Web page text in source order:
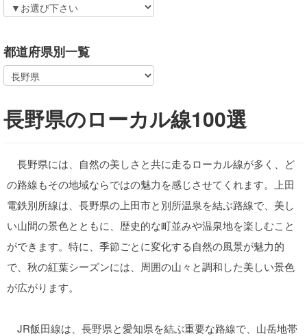
都道府県別一覧
長野県のローカル線100選
長野県には、自然の美しさと共に走るローカル線が多く、ど
の路線もその地域ならではの魅力を感じさせてくれます。上田
電鉄別所線は、長野県の上田市と別所温泉を結ぶ路線で、美し
い山間の景色とともに、歴史的な町並みや温泉地を楽しむこと
ができます。特に、季節ごとに変化する自然の風景が魅力的
で、秋の紅葉シーズンには、周囲の山々と調和した美しい景色
が広がります。
JR飯田線は、長野県と愛知県を結ぶ重要な路線で、山岳地帯